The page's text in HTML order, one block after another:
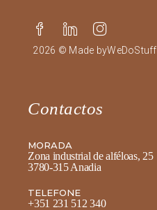
2026 © Made byWeDoStuff
Contactos
MORADA
Zona industrial de alféloas, 25
3780-315 Anadia
TELEFONE
+351 231 512 340